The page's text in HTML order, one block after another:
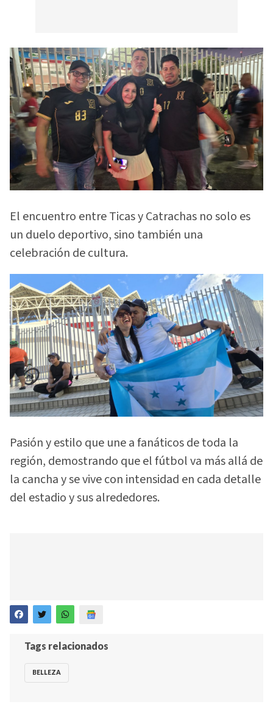
El encuentro entre Ticas y Catrachas no solo es
un duelo deportivo, sino también una
celebración de cultura.
Pasión y estilo que une a fanáticos de toda la
región, demostrando que el fútbol va más allá de
la cancha y se vive con intensidad en cada detalle
del estadio y sus alrededores.
Tags relacionados
BELLEZA